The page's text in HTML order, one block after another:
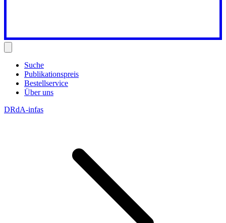
Suche
Publikationspreis
Bestellservice
Über uns
DRdA-infas